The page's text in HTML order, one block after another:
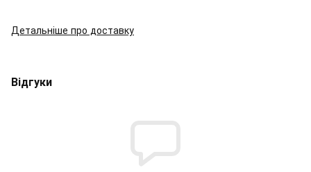
Детальніше про доставку
Відгуки